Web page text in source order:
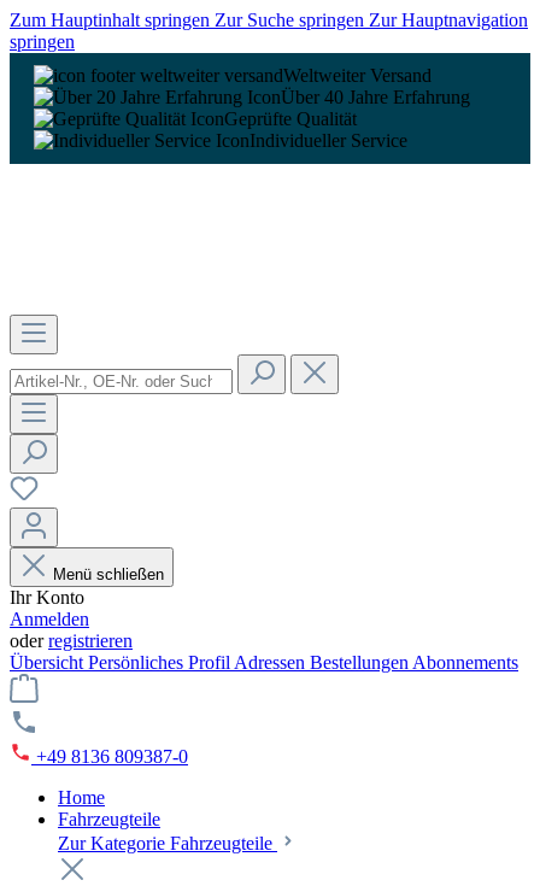
Zum Hauptinhalt springen Zur Suche springen Zur Hauptnavigation
springen
Weltweiter Versand
Über 40 Jahre Erfahrung
Geprüfte Qualität
Individueller Service
Menü schließen
Ihr Konto
Anmelden
oderregistrieren
Übersicht Persönliches Profil Adressen Bestellungen Abonnements
+49 8136 809387-0
Home
Fahrzeugteile
Zur Kategorie Fahrzeugteile